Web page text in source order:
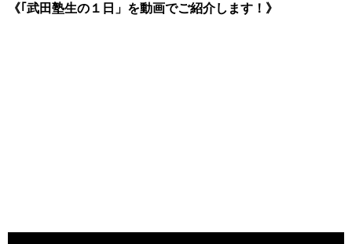
《｢武田塾生の１日」を動画でご紹介します！》